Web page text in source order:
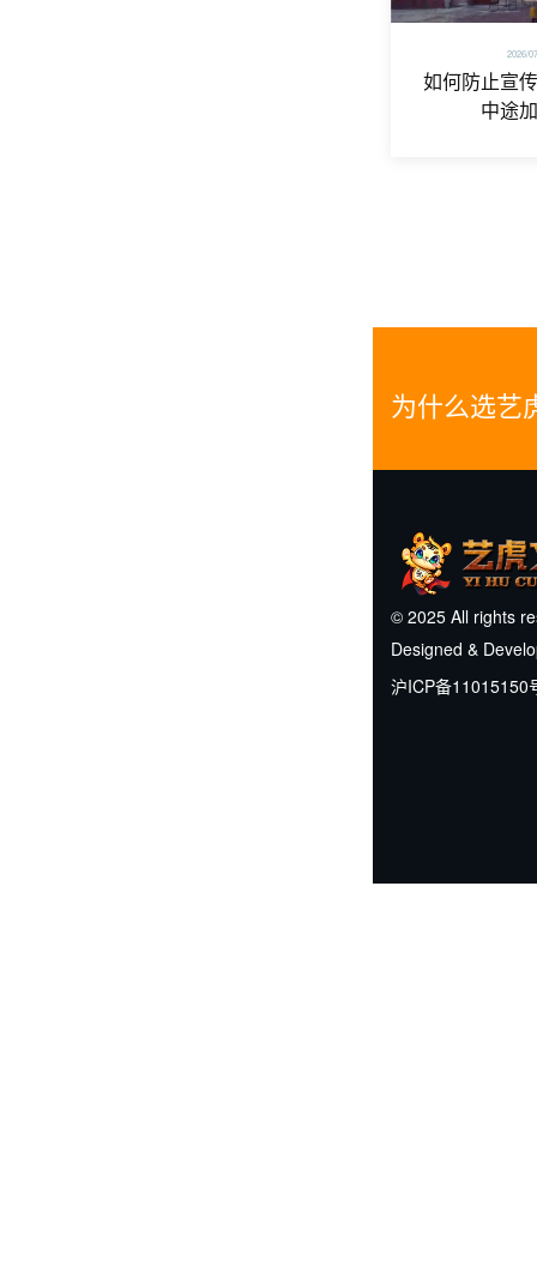
2026/
如何防止宣
中途
为什么选艺
© 2025 All rights
Designed &
沪ICP备11015150